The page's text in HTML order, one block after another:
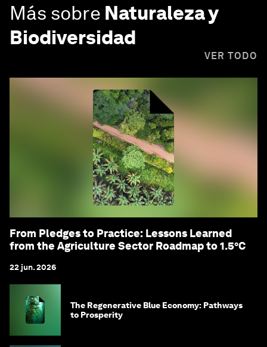
Más sobre Naturaleza y
Biodiversidad
VER TODO
From Pledges to Practice: Lessons Learned
from the Agriculture Sector Roadmap to 1.5°C
22 jun. 2026
The Regenerative Blue Economy: Pathways
to Prosperity